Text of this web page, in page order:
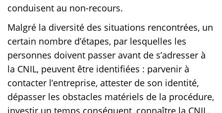
conduisent au non-recours.
Malgré la diversité des situations rencontrées, un
certain nombre d’étapes, par lesquelles les
personnes doivent passer avant de s’adresser à
la CNIL, peuvent être identifiées : parvenir à
contacter l’entreprise, attester de son identité,
dépasser les obstacles matériels de la procédure,